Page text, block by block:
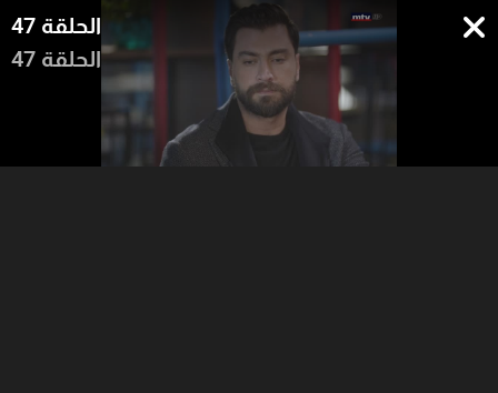
الحلقة 47
الحلقة 47